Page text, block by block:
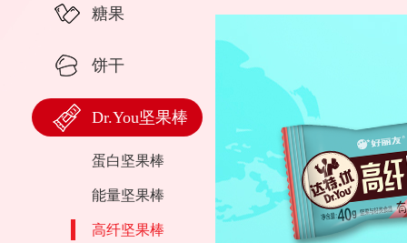
糖果
饼干
Dr.You坚果棒
蛋白坚果棒
能量坚果棒
高纤坚果棒